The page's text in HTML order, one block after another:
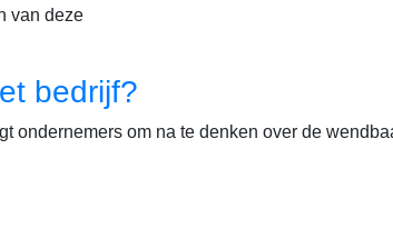
van deze
bedrijf?
ondernemers om na te denken over de